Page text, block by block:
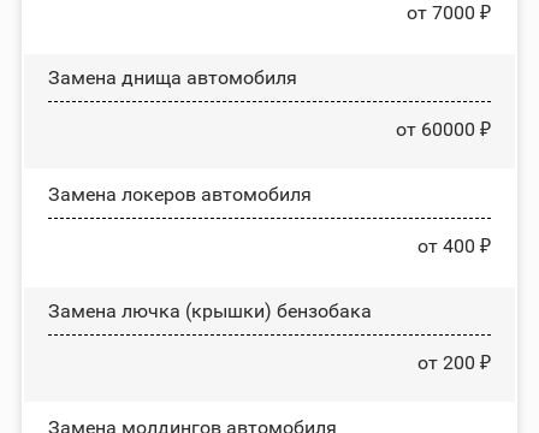
от 7000 ₽
Замена днища автомобиля
от 60000 ₽
Замена лoĸepoв автомобиля
от 400 ₽
Замена лючка (крышки) бензобака
от 200 ₽
Замена молдингов автомобиля